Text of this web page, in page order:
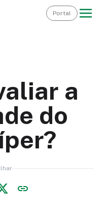
Portal
a
do